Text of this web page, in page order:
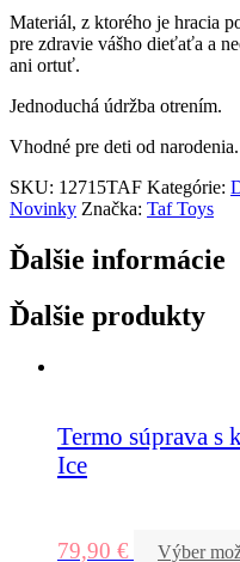
Materiál, z ktorého je hracia
pre zdravie vášho dieťaťa a
ani ortuť.
Jednoduchá údržba otrením.
Vhodné pre deti od narodenia.
SKU: 12715TAF Kategórie:
Novinky Značka: Taf Toys
Ďalšie informácie
Ďalšie produkty
Termo súprava
Ice
79,90 € Výber